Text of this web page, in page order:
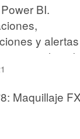
BI.
y alertas
en la
Maquillaje